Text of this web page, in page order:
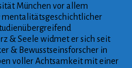
München vor allem
mentalitätsgeschichtlicher
& Seele widmet er sich seit
& Bewusstseinsforscher in
voller Achtsamkeit mit einer